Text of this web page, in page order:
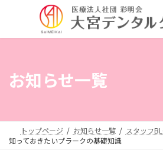
ン
ー
お知らせ一覧
トップページ お知らせ一覧
スタッフ
知っておきたいプラークの基礎知識